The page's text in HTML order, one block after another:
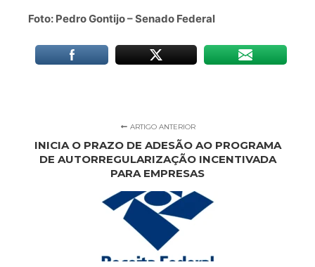
Foto: Pedro Gontijo – Senado Federal
ARTIGO ANTERIOR
INICIA O PRAZO DE ADESÃO AO PROGRAMA
DE AUTORREGULARIZAÇÃO INCENTIVADA
PARA EMPRESAS